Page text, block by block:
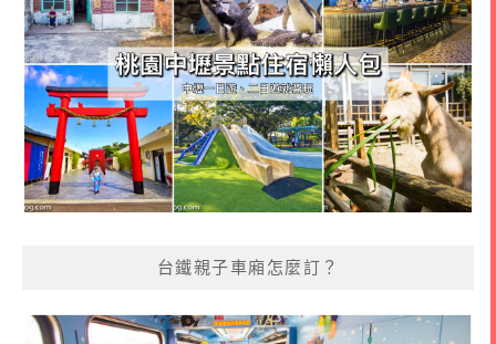
台鐵親子車廂怎麼訂？